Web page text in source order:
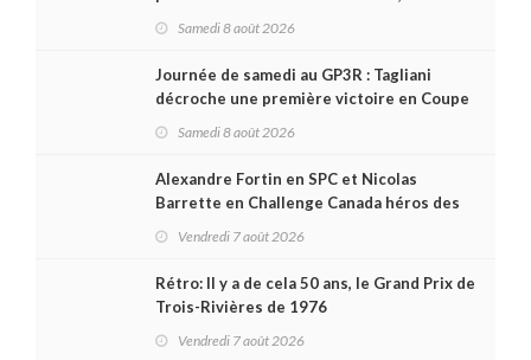
Samedi 8 août 2026
Journée de samedi au GP3R : Tagliani
décroche une première victoire en Coupe
Samedi 8 août 2026
Alexandre Fortin en SPC et Nicolas
Barrette en Challenge Canada héros des
Vendredi 7 août 2026
Rétro: Il y a de cela 50 ans, le Grand Prix de
Trois-Rivières de 1976
Vendredi 7 août 2026